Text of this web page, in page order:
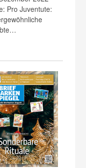
Pro Juventute: